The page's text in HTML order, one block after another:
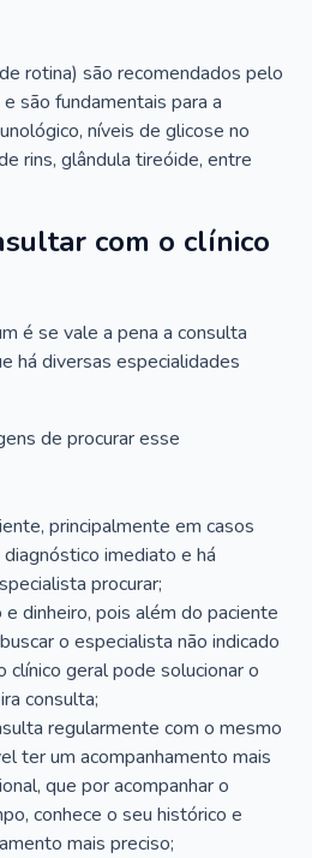
rotina) são recomendados pelo
são fundamentais para a
níveis de glicose no
rins, glândula tireóide, entre
com o clínico
é se vale a pena a consulta
há diversas especialidades
de procurar esse
principalmente em casos
imediato e há
procurar;
dinheiro, pois além do paciente
o especialista não indicado
clínico geral pode solucionar o
consulta;
regularmente com o mesmo
ter um acompanhamento mais
que por acompanhar o
conhece o seu histórico e
mais preciso;